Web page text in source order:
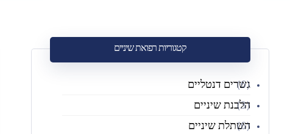
קטגוריות רפואת שיניים
גשרים דנטליים
(6)
הלבנת שיניים
(3)
השתלת שיניים
(6)